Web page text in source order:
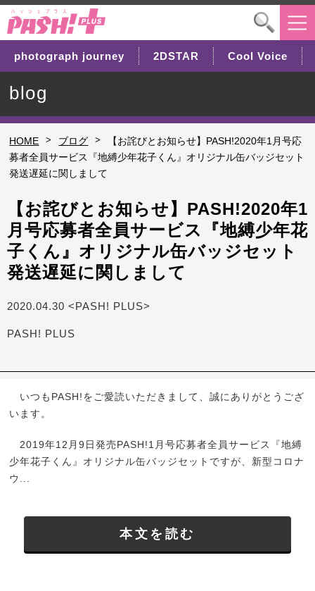
photograph journey 2DSTAR Cool Voice
blog
HOME > ブログ >
【お詫びとお知らせ】PASH!2020年1月号応
募者全員サービス『地縛少年花子くん』オリジナル缶バッジセット
発送遅延に関しまして
【お詫びとお知らせ】PASH!2020年1
月号応募者全員サービス『地縛少年花
子くん』オリジナル缶バッジセット
発送遅延に関しまして
2020.04.30 <PASH! PLUS>
PASH! PLUS
いつもPASH!をご愛読いただきまして、誠にありがとうござ
います。
2019年12月9日発売PASH!1月号応募者全員サービス『地縛
少年花子くん』オリジナル缶バッジセットですが、新型コロナ
ウ...
本文を読む